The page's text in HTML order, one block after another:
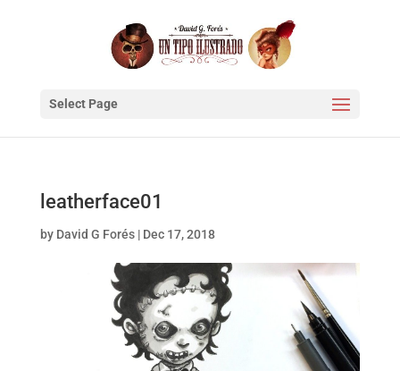
Select Page
leatherface01
by David G Forés| Dec 17, 2018